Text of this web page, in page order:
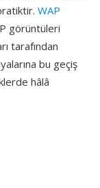
WAP
görüntüleri
tarafından
bu geçiş
hâlâ